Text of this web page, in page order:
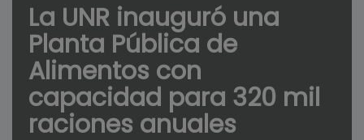
La UNR inauguró una
Planta Pública de
Alimentos con
capacidad para 320 mil
raciones anuales